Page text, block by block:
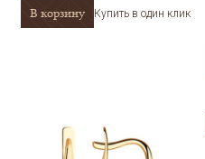
В корзину Купить в один клик